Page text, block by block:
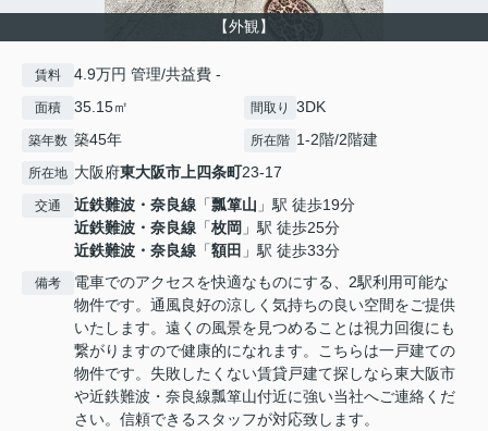
【外観】
賃料 4.9万円 管理/共益費 -
面積 35.15㎡ 間取り 3DK
築年数 築45年 所在階 1-2階/2階建
所在地 大阪府東大阪市上四条町23-17
交通 近鉄難波・奈良線 「瓢箪山 」駅 徒歩19分
近鉄難波・奈良線 「枚岡 」駅 徒歩25分
近鉄難波・奈良線 「額田 」駅 徒歩33分
備考
電車でのアクセスを快適なものにする、2駅利用可能な
物件です。通風良好の涼しく気持ちの良い空間をご提供
いたします。遠くの風景を見つめることは視力回復にも
繋がりますので健康的になれます。こちらは一戸建ての
物件です。失敗したくない賃貸戸建て探しなら東大阪市
や近鉄難波・奈良線瓢箪山付近に強い当社へご連絡くだ
さい。信頼できるスタッフが対応致します。